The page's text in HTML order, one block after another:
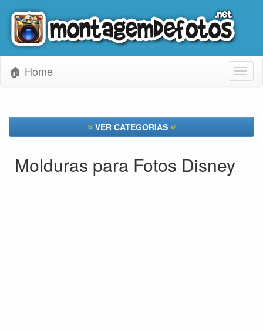
🏠 Home
VER CATEGORIAS
Molduras para Fotos Disney